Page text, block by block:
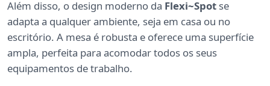
Além disso, o design moderno da Flexi~Spot se
adapta a qualquer ambiente, seja em casa ou no
escritório. A mesa é robusta e oferece uma superfície
ampla, perfeita para acomodar todos os seus
equipamentos de trabalho.